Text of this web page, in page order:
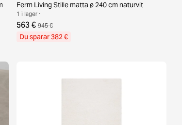
Ferm Living Stille matta ø 240 cm naturvit
1 i lager ·
563 € 945 €
Du sparar 382 €